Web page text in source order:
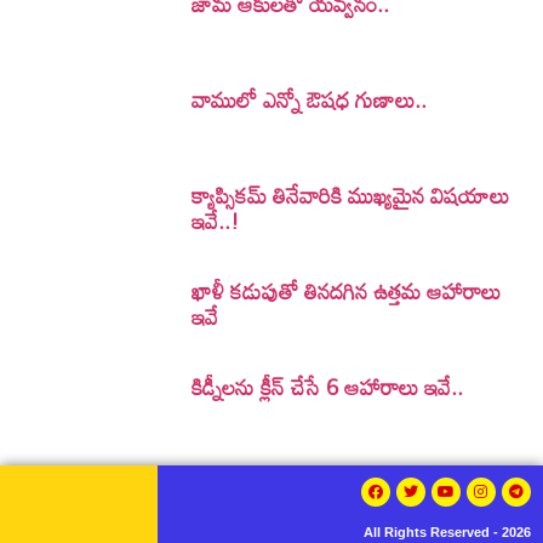
వాములో ఎన్నో ఔషధ గుణాలు..
క్యాప్సికమ్ తినేవారికి ముఖ్యమైన విషయాలు
ఇవే..!
ఖాళీ కడుపుతో తినదగిన ఉత్తమ ఆహారాలు
ఇవే
కిడ్నీలను క్లీన్‌ చేసే 6 ఆహారాలు ఇవే..
All Rights Reserved - 2026